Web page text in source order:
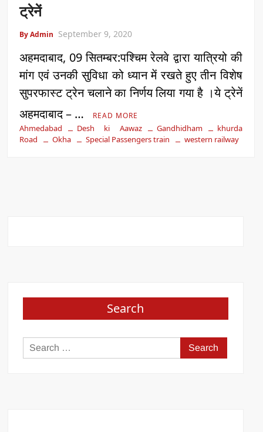
ट्रेनें
By Admin September 9, 2020
अहमदाबाद, 09 सितम्बर:पश्चिम रेलवे द्वारा यात्रियो की
मांग एवं उनकी सुविधा को ध्यान में रखते हुए तीन विशेष
सुपरफास्ट ट्रेन चलाने का निर्णय लिया गया है ।ये ट्रेनें
अहमदाबाद – …
READ MORE
Ahmedabad Desh ki Aawaz Gandhidham
khurda
Road
Okha Special Passengers train western railway
Search
Search
for: